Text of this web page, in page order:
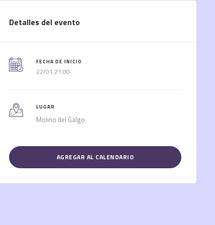
Detalles del evento
FECHA DE INICIO
22/01 21:00
LUGAR
Molino del Galgo
AGREGAR AL CALENDARIO